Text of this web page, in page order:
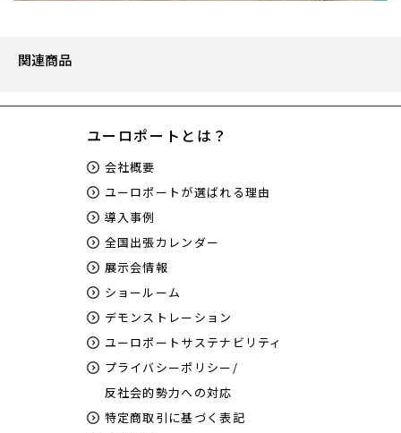
関連商品
ユーロポートとは？
会社概要
ユーロポートが選ばれる理由
導入事例
全国出張カレンダー
展示会情報
ショールーム
デモンストレーション
ユーロポートサステナビリティ
プライバシーポリシー/
反社会的勢力への対応
特定商取引に基づく表記